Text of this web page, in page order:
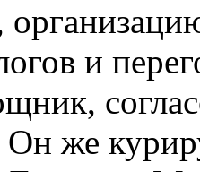
и
же